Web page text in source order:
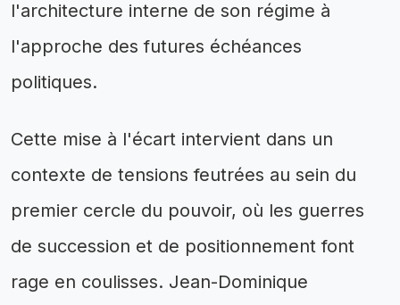
l'architecture interne de son régime à
l'approche des futures échéances
politiques.
Cette mise à l'écart intervient dans un
contexte de tensions feutrées au sein du
premier cercle du pouvoir, où les guerres
de succession et de positionnement font
rage en coulisses. Jean-Dominique